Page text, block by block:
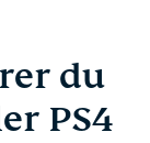
du
PS4